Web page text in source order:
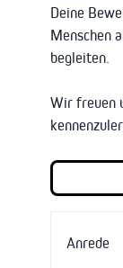
Deine
Menschen
begleiten.
Wir freuen
Anrede